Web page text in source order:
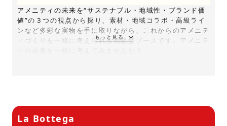
アメニティの未来を“サステナブル・地域性・ブランド価
値”の３つの視点から探り、素材・地域コラボ・高級ライ
ンなど多彩な実物を手に取りながら、これからのアメニテ
ィづくりを一緒に考えられる相談型ブースです。アメニテ
La Bottega